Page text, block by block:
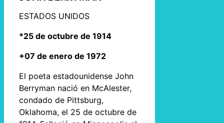
ESTADOS UNIDOS
*25 de octubre de 1914
+07 de enero de 1972
El poeta estadounidense John
Berryman nació en McAlester,
condado de Pittsburg,
Oklahoma, el 25 de octubre de